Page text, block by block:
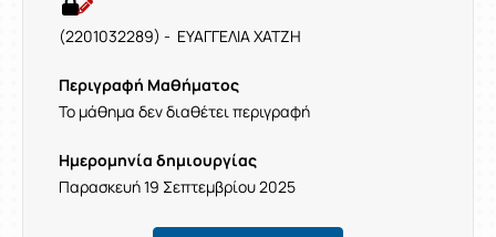
(2201032289) - ΕΥΑΓΓΕΛΙΑ ΧΑΤΖΗ
Περιγραφή Μαθήματος
Το μάθημα δεν διαθέτει περιγραφή
Ημερομηνία δημιουργίας
Παρασκευή 19 Σεπτεμβρίου 2025